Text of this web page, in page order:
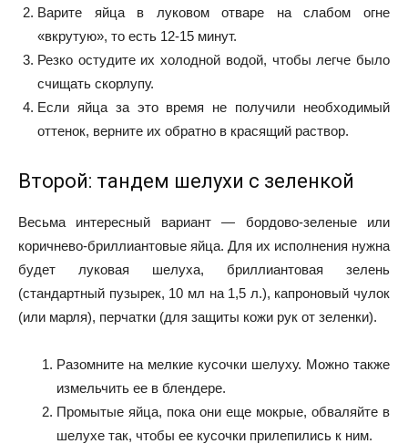
Варите яйца в луковом отваре на слабом огне
«вкрутую», то есть 12-15 минут.
Резко остудите их холодной водой, чтобы легче было
счищать скорлупу.
Если яйца за это время не получили необходимый
оттенок, верните их обратно в красящий раствор.
Второй: тандем шелухи с зеленкой
Весьма интересный вариант — бордово-зеленые или
коричнево-бриллиантовые яйца. Для их исполнения нужна
будет луковая шелуха, бриллиантовая зелень
(стандартный пузырек, 10 мл на 1,5 л.), капроновый чулок
(или марля), перчатки (для защиты кожи рук от зеленки).
Разомните на мелкие кусочки шелуху. Можно также
измельчить ее в блендере.
Промытые яйца, пока они еще мокрые, обваляйте в
шелухе так, чтобы ее кусочки прилепились к ним.